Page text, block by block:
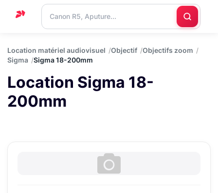
Support
Blog
Nous
contacter
Location matériel audiovisuel Objectif
Objectifs zoom
Sigma
Sigma 18-200mm
Location Sigma 18-
200mm